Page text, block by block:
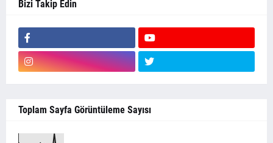
Bizi Takip Edin
Toplam Sayfa Görüntüleme Sayısı